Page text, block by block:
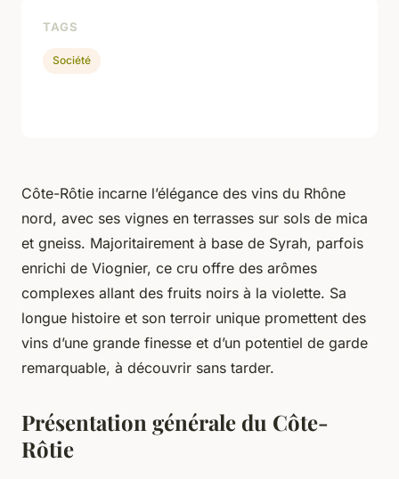
Côte-Rôtie incarne l’élégance des vins du Rhône
nord, avec ses vignes en terrasses sur sols de mica
et gneiss. Majoritairement à base de Syrah, parfois
enrichi de Viognier, ce cru offre des arômes
complexes allant des fruits noirs à la violette. Sa
longue histoire et son terroir unique promettent des
vins d’une grande finesse et d’un potentiel de garde
remarquable, à découvrir sans tarder.
Présentation générale du Côte-
Rôtie
TAGS
Société